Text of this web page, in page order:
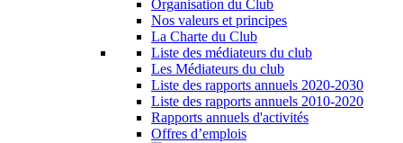
Organisation du Club
Nos valeurs et principes
La Charte du Club
Liste des médiateurs du club
Les Médiateurs du club
Liste des rapports annuels 2020-2030
Liste des rapports annuels 2010-2020
Rapports annuels d'activités
Offres d’emplois